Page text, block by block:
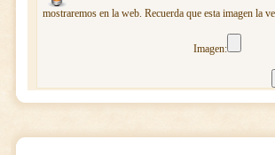
mostraremos en la web. Recuerda que esta imagen la
Imagen: